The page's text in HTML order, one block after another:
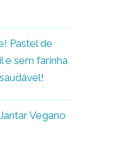
Pastel de
e sem farinha
Vegano